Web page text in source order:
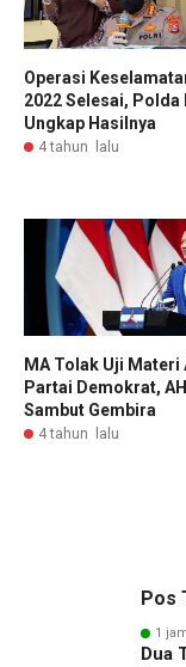
Operasi
2022 Selesai, Polda
Ungkap Hasilnya
4 tahun lalu
MA Tolak Uji Materi
Partai Demokrat,
Sambut Gembira
4 tahun lalu
Pos
1
Dua